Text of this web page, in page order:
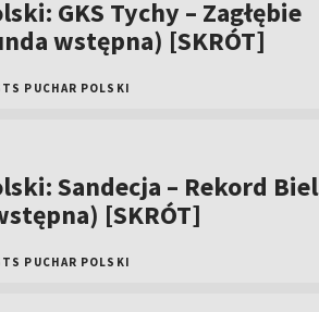
GKS Tychy – Zagłębie
wstępna) [SKRÓT]
PUCHAR POLSKI
Sandecja – Rekord
[SKRÓT]
PUCHAR POLSKI